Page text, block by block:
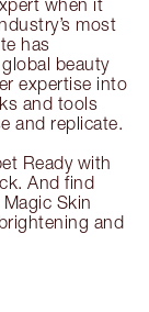
when it
most
has
beauty
expertise into
and tools
and replicate.
Ready with
And find
Skin
and